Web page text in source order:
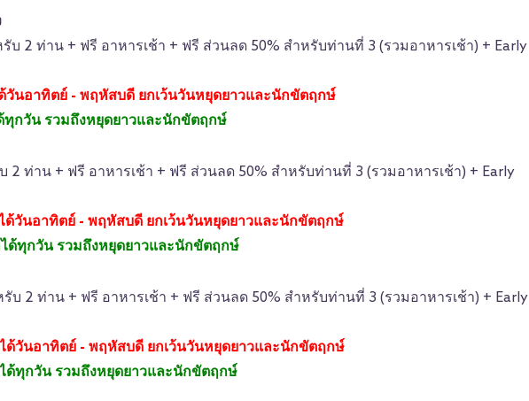
บ 2 ท่าน + ฟรี อาหารเช้า + ฟรี ส่วนลด 50% สำหรับท่านที่ 3 (รวมอาหารเช้า) + Early
ด้วันอาทิตย์ - พฤหัสบดี ยกเว้นวันหยุดยาวและนักขัตฤกษ์
ทุกวัน รวมถึงหยุดยาวและนักขัตฤกษ์
2 ท่าน + ฟรี อาหารเช้า + ฟรี ส่วนลด 50% สำหรับท่านที่ 3 (รวมอาหารเช้า) + Early
ได้วันอาทิตย์ - พฤหัสบดี ยกเว้นวันหยุดยาวและนักขัตฤกษ์
ได้ทุกวัน รวมถึงหยุดยาวและนักขัตฤกษ์
บ 2 ท่าน + ฟรี อาหารเช้า + ฟรี ส่วนลด 50% สำหรับท่านที่ 3 (รวมอาหารเช้า) + Early
ได้วันอาทิตย์ - พฤหัสบดี ยกเว้นวันหยุดยาวและนักขัตฤกษ์
ได้ทุกวัน รวมถึงหยุดยาวและนักขัตฤกษ์